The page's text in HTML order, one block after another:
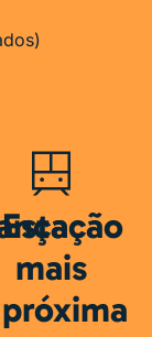
Estação
mais
próxima